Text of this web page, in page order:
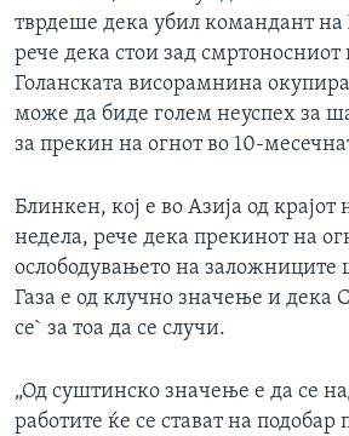
тврдеше дека убил командант на
рече дека стои зад смртоносниот
Голанската висорамнина
може да биде голем неуспех за
за прекин на огнот во 10-
Блинкен, кој е во Азија од крајот
недела, рече дека прекинот на
ослободувањето на заложниците
Газа е од клучно значење и дека
се` за тоа да се случи.
„Од суштинско значење е да се
работите ќе се стават на подобар